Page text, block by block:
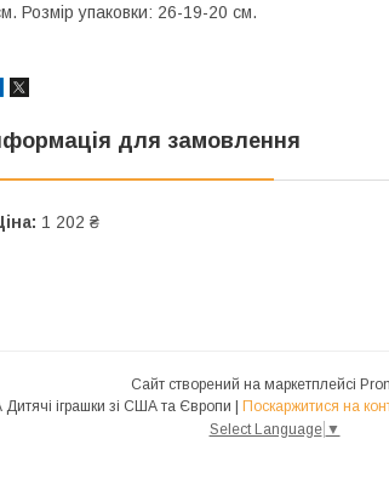
Розмір упаковки: 26-19-20 см.
для замовлення
1 202 ₴
Сайт створений на маркетплейсі
Toys-USA Дитячі іграшки зі США та Європи | Поскаржитися на
Select Language ▼